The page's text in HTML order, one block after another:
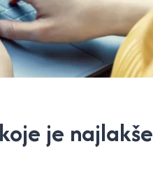
je najlakše